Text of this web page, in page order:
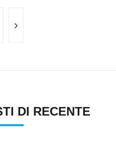
DI RECENTE